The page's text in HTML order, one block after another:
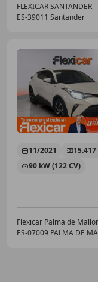
FLEXICAR SANTANDER
ES-39011 Santander
11/2021
90 kW (122 CV)
Flexicar Palma de
ES-07009 PALMA DE